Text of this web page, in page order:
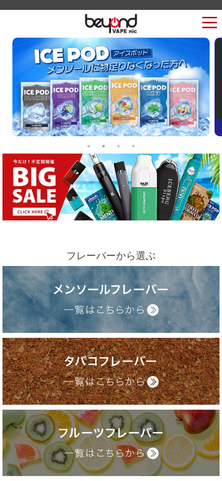
フレーバーから選ぶ